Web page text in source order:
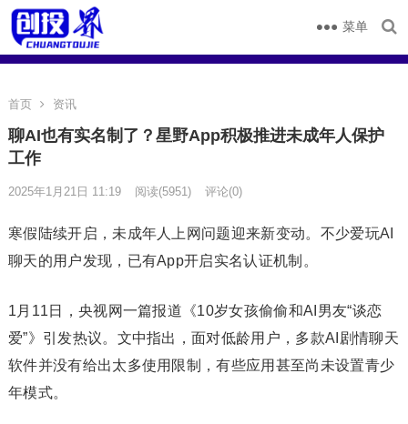
菜单
首页 资讯
聊AI也有实名制了？星野App积极推进未成年人保护
工作
2025年1月21日 11:19 阅读(5951) 评论(0)
寒假陆续开启，未成年人上网问题迎来新变动。不少爱玩AI
聊天的用户发现，已有App开启实名认证机制。
1月11日，央视网一篇报道《10岁女孩偷偷和AI男友“谈恋
爱”》引发热议。文中指出，面对低龄用户，多款AI剧情聊天
软件并没有给出太多使用限制，有些应用甚至尚未设置青少
年模式。